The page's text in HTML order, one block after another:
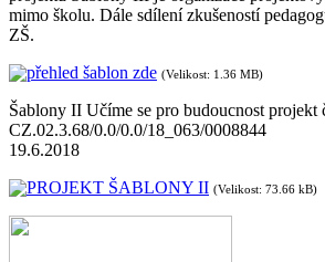
mimo školu. Dále sdílení zkušeností
ZŠ.
přehled šablon zde (Velikost: 1.36 MB)
Šablony II Učíme se pro budoucnost projekt
CZ.02.3.68/0.0/0.0/18_063/0008844
19.6.2018
PROJEKT ŠABLONY II (Velikost: 73.66 kB)